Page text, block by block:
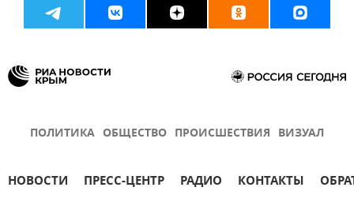
ПОЛИТИКА ОБЩЕСТВО ПРОИСШЕСТВИЯ ВИЗУАЛ
НОВОСТИ ПРЕСС-ЦЕНТР РАДИО КОНТАКТЫ